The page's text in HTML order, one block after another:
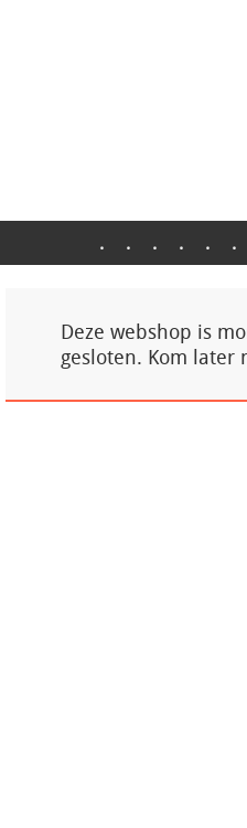
. . . . . .
Deze webshop is
gesloten. Kom later